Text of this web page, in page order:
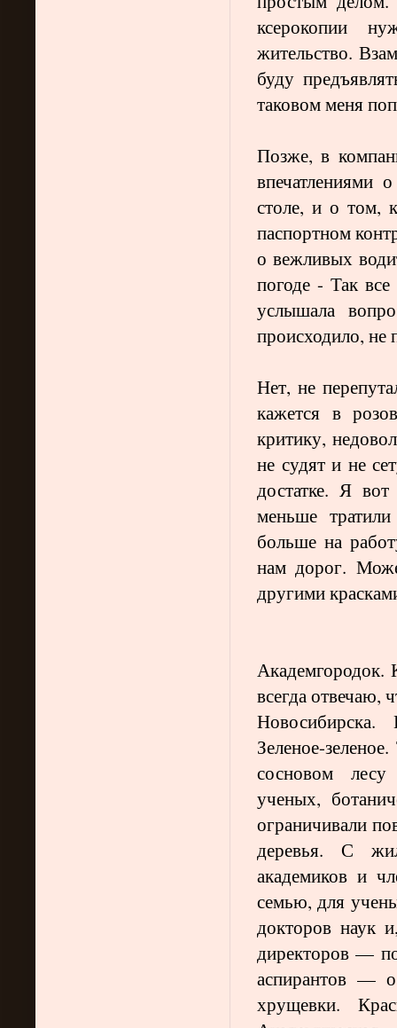
ксерокопии
жительство.
буду
таковом меня
Позже, в
впечатлениями
столе, и о том,
паспортном
о вежливых
погоде - Так
услышала
происходило, не
Нет, не
кажется в
критику,
не судят и не
достатке. Я
меньше
больше на
нам дорог.
другими
всегда отвечаю,
Новосибирска.
Зеленое-
сосновом
ученых,
ограничивали
деревья. С
академиков и
семью, для
докторов наук
директоров —
аспирантов —
хрущевки.